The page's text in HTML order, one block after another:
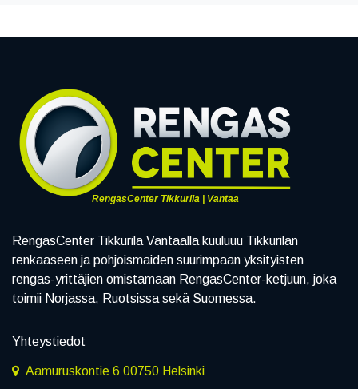
RengasCenter Tikkurila | Vantaa
RengasCenter Tikkurila Vantaalla kuuluuu Tikkurilan
renkaaseen ja pohjoismaiden suurimpaan yksityisten
rengas-yrittäjien omistamaan RengasCenter-ketjuun, joka
toimii Norjassa, Ruotsissa sekä Suomessa.
Yhteystiedot
Aamuruskontie 6 00750 Helsinki